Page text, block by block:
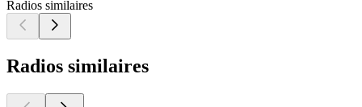
Radios similaires
Radios similaires